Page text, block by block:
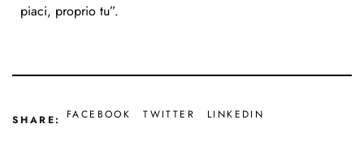
piaci, proprio tu”.
SHARE: FACEBOOK TWITTER LINKEDIN